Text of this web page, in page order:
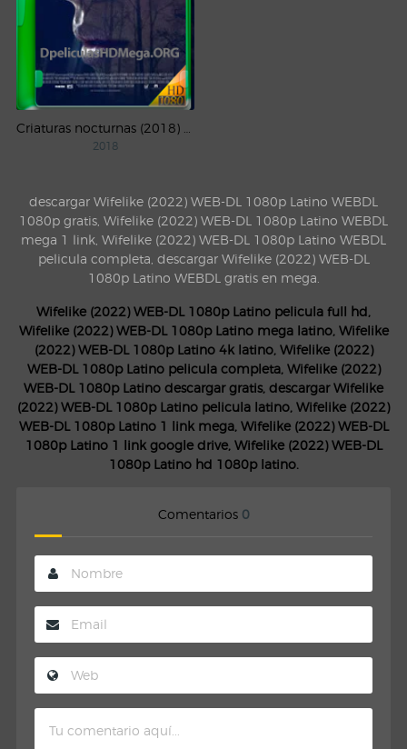
2018
descargar Wifelike (2022) WEB-DL 1080p Latino WEBDL
1080p gratis, Wifelike (2022) WEB-DL 1080p Latino WEBDL
mega 1 link, Wifelike (2022) WEB-DL 1080p Latino WEBDL
pelicula completa, descargar Wifelike (2022) WEB-DL
1080p Latino WEBDL gratis en mega.
Wifelike (2022) WEB-DL 1080p Latino pelicula full hd,
Wifelike (2022) WEB-DL 1080p Latino mega latino, Wifelike
(2022) WEB-DL 1080p Latino 4k latino, Wifelike (2022)
WEB-DL 1080p Latino pelicula completa, Wifelike (2022)
WEB-DL 1080p Latino descargar gratis, descargar Wifelike
(2022) WEB-DL 1080p Latino pelicula latino, Wifelike (2022)
WEB-DL 1080p Latino 1 link mega, Wifelike (2022) WEB-DL
1080p Latino 1 link google drive, Wifelike (2022) WEB-DL
1080p Latino hd 1080p latino.
Comentarios 0